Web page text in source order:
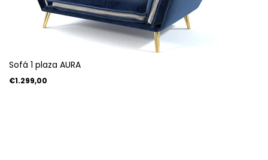
Sofá 1 plaza AURA
€1.299,00